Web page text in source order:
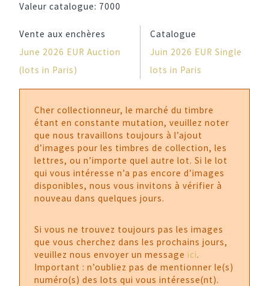
Valeur catalogue: 7000
Vente aux enchères
June 2026 EUR Auction
(lots in Paris)
Catalogue
Juin 2026 EUR Single
lots in Paris
Cher collectionneur, le marché du timbre
étant en constante mutation, veuillez noter
que nous travaillons toujours à l’ajout
d’images pour les timbres de collection, les
lettres, ou n’importe quel autre lot. Si le lot
qui vous intéresse n’a pas encore d’images
disponibles, nous vous invitons à vérifier à
nouveau dans quelques jours.
Si vous ne trouvez toujours pas les images
que vous cherchez dans les prochains jours,
veuillez nous envoyer un message ici.
Important : n’oubliez pas de mentionner le(s)
numéro(s) des lots qui vous intéresse(nt).